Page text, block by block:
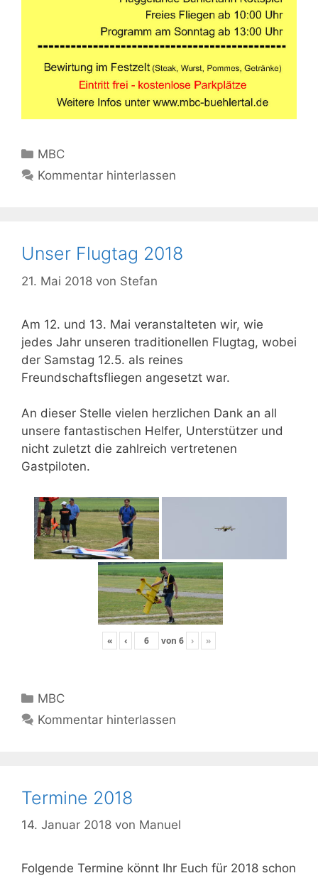
Kategorien
MBC
Kommentar hinterlassen
Unser Flugtag 2018
21. Mai 2018 von Stefan
Am 12. und 13. Mai veranstalteten wir, wie
jedes Jahr unseren traditionellen Flugtag, wobei
der Samstag 12.5. als reines
Freundschaftsfliegen angesetzt war.
An dieser Stelle vielen herzlichen Dank an all
unsere fantastischen Helfer, Unterstützer und
nicht zuletzt die zahlreich vertretenen
Gastpiloten.
« ‹ von 6 › »
Kategorien
MBC
Kommentar hinterlassen
Termine 2018
14. Januar 2018 von Manuel
Folgende Termine könnt Ihr Euch für 2018 schon